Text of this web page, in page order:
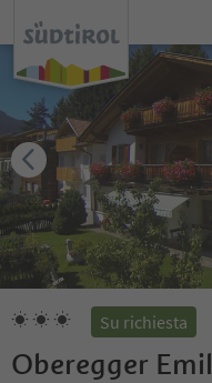
Su richiesta
Oberegger Emil